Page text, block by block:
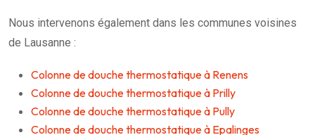
Nous intervenons également dans les communes voisines
de Lausanne :
Colonne de douche thermostatique à Renens
Colonne de douche thermostatique à Prilly
Colonne de douche thermostatique à Pully
Colonne de douche thermostatique à Epalinges